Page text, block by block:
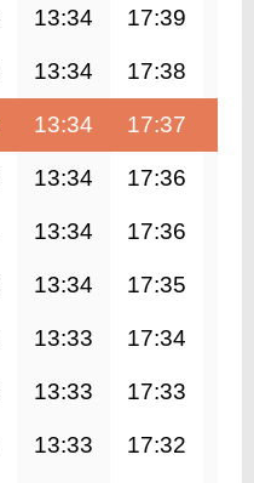
13:34 17:39
13:34 17:38
13:34 17:37
13:34 17:36
13:34 17:36
13:34 17:35
13:33 17:34
13:33 17:33
13:33 17:32